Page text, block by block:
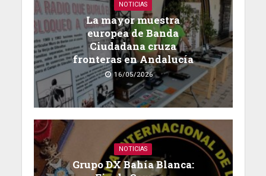
NOTICIAS
La mayor muestra
europea de Banda
Ciudadana cruza
fronteras en Andalucía
16/05/2026
NOTICIAS
Grupo DX Bahía Blanca: